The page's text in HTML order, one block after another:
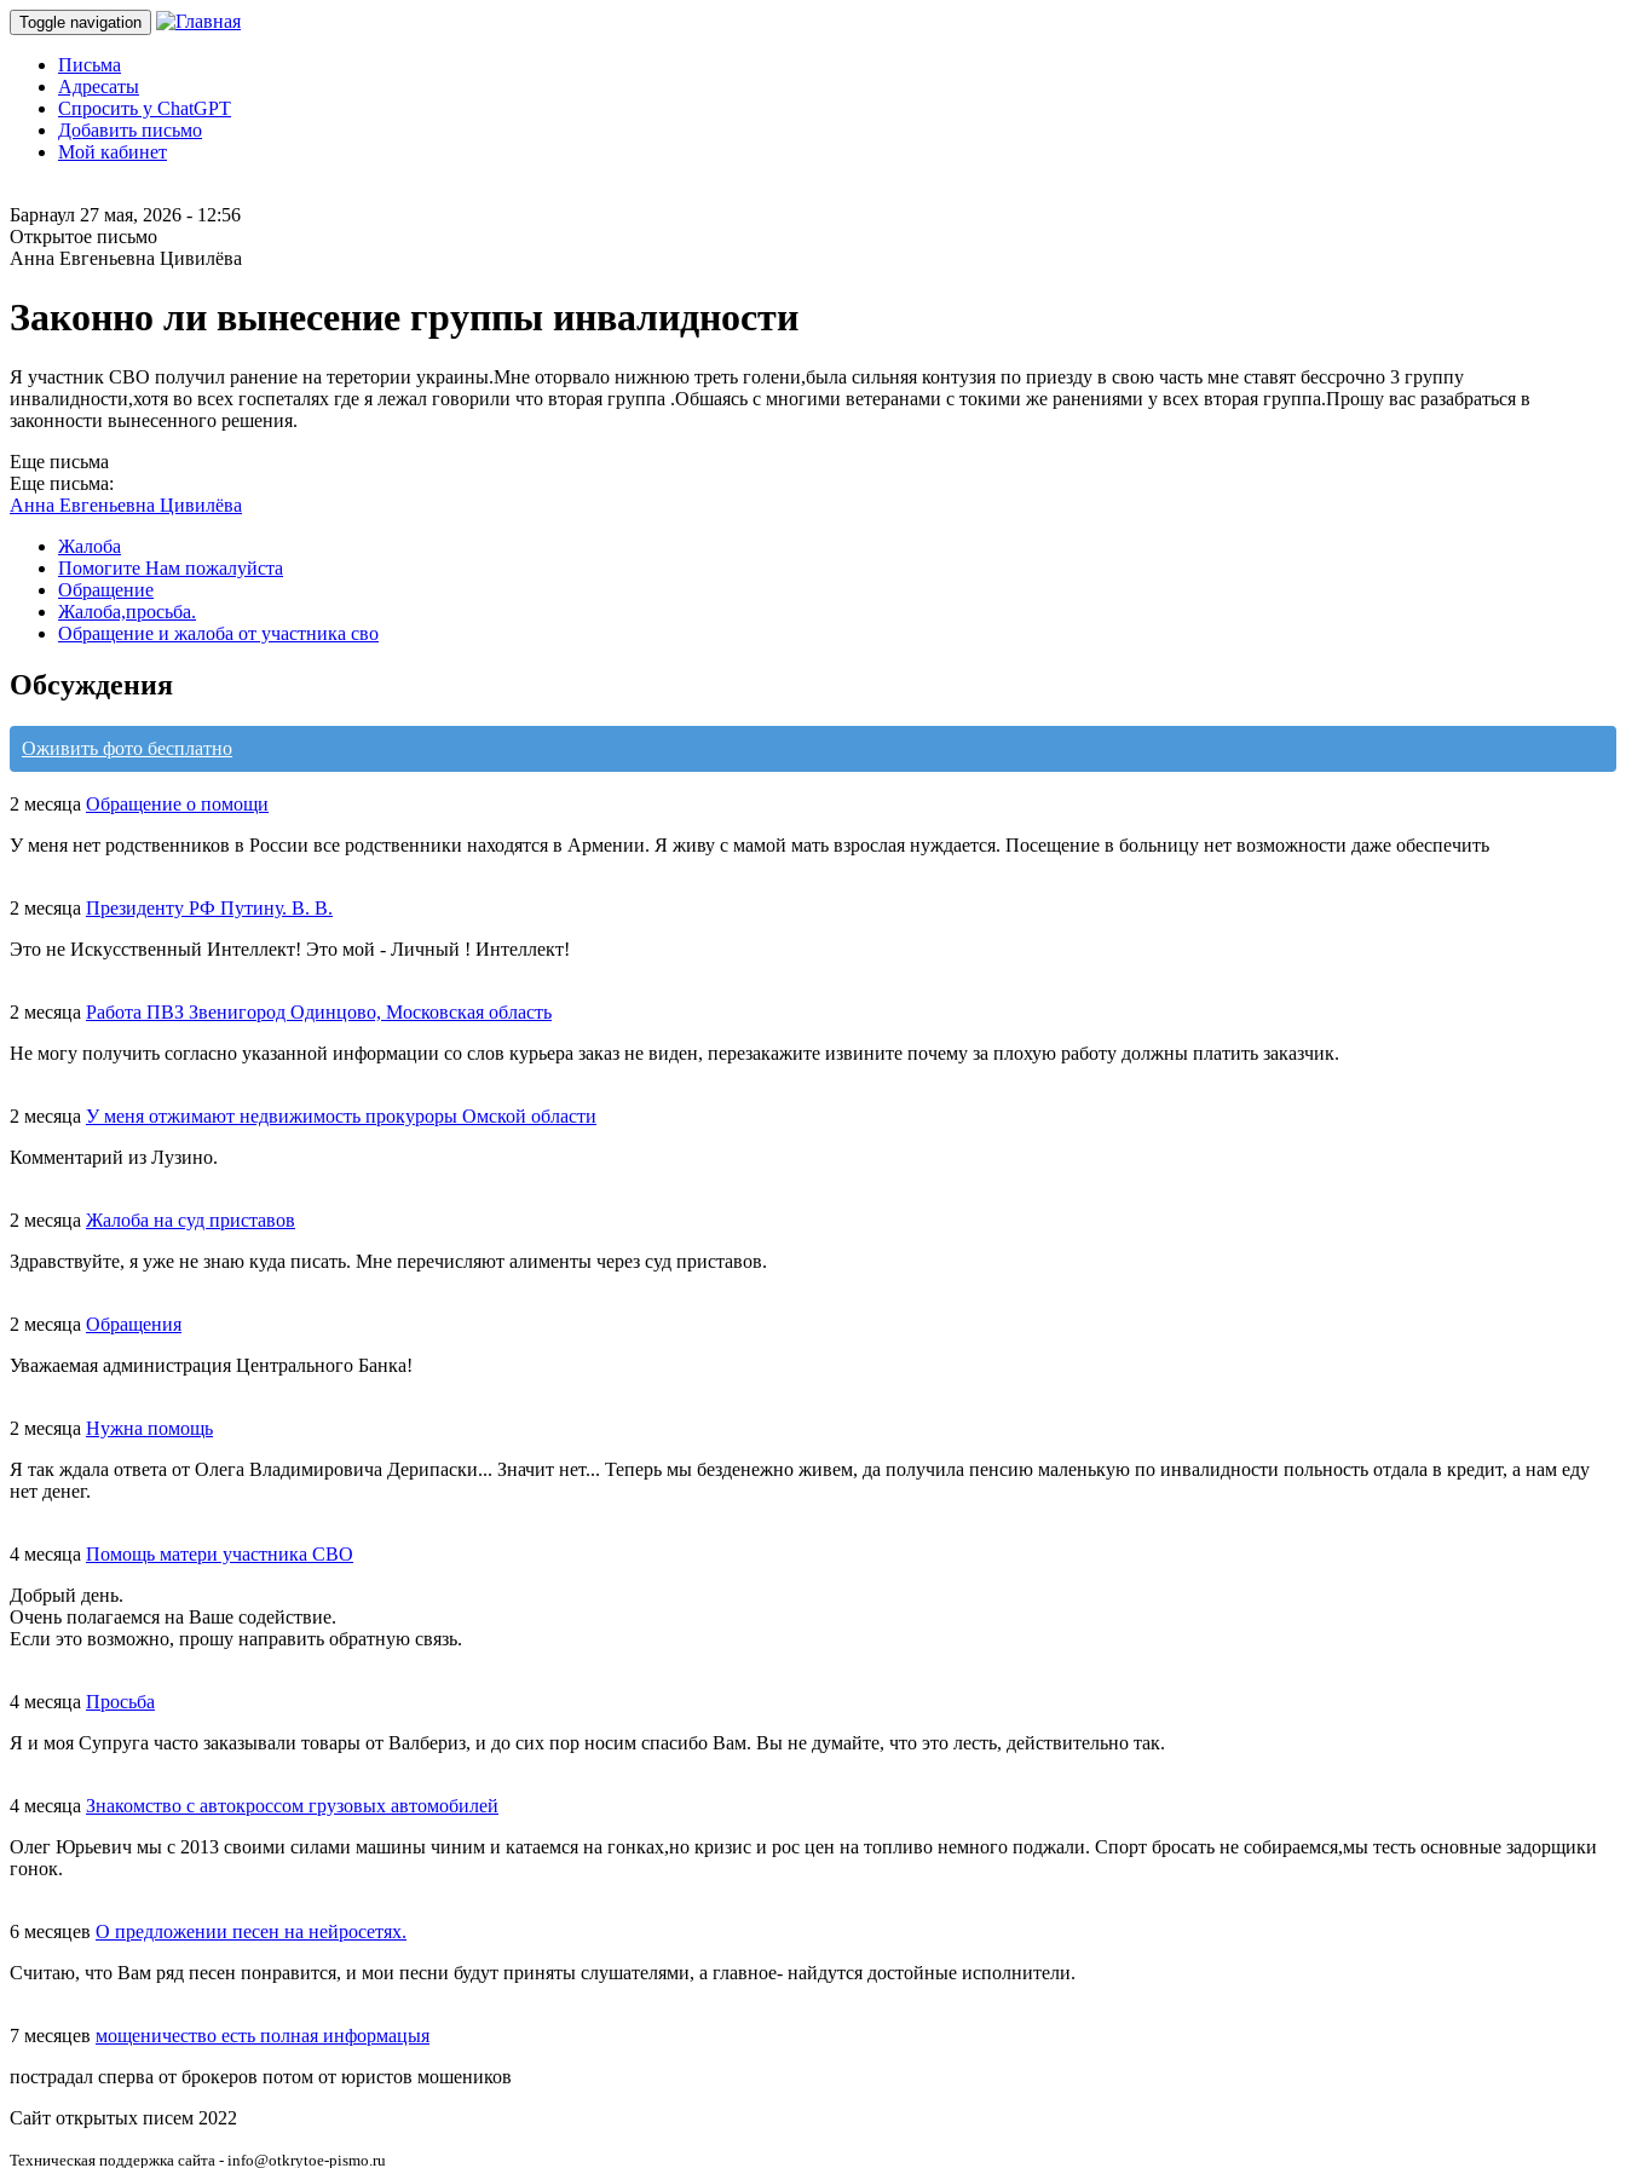
Toggle navigation
Письма
Адресаты
Спросить у ChatGPT
Добавить письмо
Мой кабинет
Барнаул 27 мая, 2026 - 12:56
Открытое письмо
Aнна Евгеньевна Цивилёва
Законно ли вынесение группы инвалидности
Я участник СВО получил ранение на теретории украины.Мне оторвало нижнюю треть голени,была сильняя контузия по приезду в свою часть мне ставят бессрочно 3 группу
инвалидности,хотя во всех госпеталях где я лежал говорили что вторая группа .Обшаясь с многими ветеранами с токими же ранениями у всех вторая группа.Прошу вас разабраться в
законности вынесенного решения.
Еще письма
Еще письма:
Aнна Евгеньевна Цивилёва
Жалоба
Помогите Нам пожалуйста
Обращение
Жалоба,просьба.
Обращение и жалоба от участника сво
Обсуждения
Оживить фото бесплатно
2 месяца Обращение о помощи
У меня нет родственников в России все родственники находятся в Армении. Я живу с мамой мать взрослая нуждается. Посещение в больницу нет возможности даже обеспечить
2 месяца Президенту РФ Путину. В. В.
Это не Искусственный Интеллект! Это мой - Личный ! Интеллект!
2 месяца Работа ПВЗ Звенигород Одинцово, Московская область
Не могу получить согласно указанной информации со слов курьера заказ не виден, перезакажите извините почему за плохую работу должны платить заказчик.
2 месяца У меня отжимают недвижимость прокуроры Омской области
Комментарий из Лузино.
2 месяца Жалоба на суд приставов
Здравствуйте, я уже не знаю куда писать. Мне перечисляют алименты через суд приставов.
2 месяца Обращения
Уважаемая администрация Центрального Банка!
2 месяца Нужна помощь
Я так ждала ответа от Олега Владимировича Дерипаски... Значит нет... Теперь мы безденежно живем, да получила пенсию маленькую по инвалидности польность отдала в кредит, а нам еду
нет денег.
4 месяца Помощь матери участника СВО
Добрый день.
Очень полагаемся на Ваше содействие.
Если это возможно, прошу направить обратную связь.
4 месяца Просьба
Я и моя Супруга часто заказывали товары от Валбериз, и до сих пор носим спасибо Вам. Вы не думайте, что это лесть, действительно так.
4 месяца Знакомство с автокроссом грузовых автомобилей
Олег Юрьевич мы с 2013 своими силами машины чиним и катаемся на гонках,но кризис и рос цен на топливо немного поджали. Спорт бросать не собираемся,мы тесть основные задорщики
гонок.
6 месяцев О предложении песен на нейросетях.
Считаю, что Вам ряд песен понравится, и мои песни будут приняты слушателями, а главное- найдутся достойные исполнители.
7 месяцев мощеничество есть полная информацыя
пострадал сперва от брокеров потом от юристов мошеников
Сайт открытых писем 2022
Техническая поддержка сайта - info@otkrytoe-pismo.ru